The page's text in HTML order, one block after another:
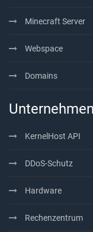
Minecraft Server
Webspace
Domains
Unternehmen
KernelHost API
DDoS-Schutz
Hardware
Rechenzentrum